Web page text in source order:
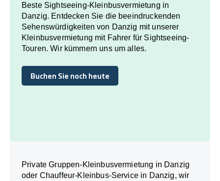
Beste Sightseeing-Kleinbusvermietung in
Danzig. Entdecken Sie die beeindruckenden
Sehenswürdigkeiten von Danzig mit unserer
Kleinbusvermietung mit Fahrer für Sightseeing-
Touren. Wir kümmern uns um alles.
Buchen Sie noch heute
Buchen Sie noch heute
Private Gruppen-Kleinbusvermietung in Danzig
oder Chauffeur-Kleinbus-Service in Danzig, wir